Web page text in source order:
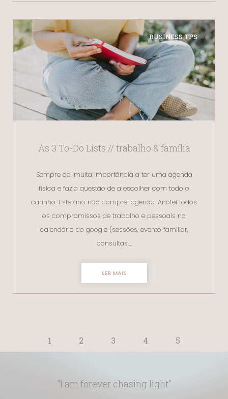
BUSINESS TPS
As 3 To-Do Lists // trabalho & família
Sempre dei muita importância a ter uma agenda
física e fazia questão de a escolher com todo o
carinho. Este ano não comprei agenda. Anotei todos
os compromissos de trabalho e pessoais no
calendário do google (sessões, evento familiar,
consultas,…
LER MAIS
1 2 3 4 5
"I am forever chasing light"